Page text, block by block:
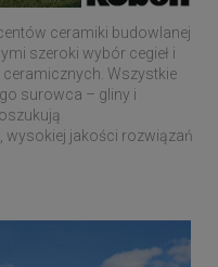
ceramiki budowlanej
szeroki wybór cegieł i
Wszystkie
surowca – gliny i
wysokiej jakości rozwiązań